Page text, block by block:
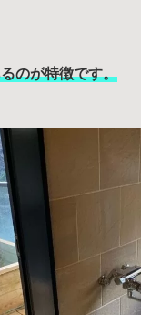
のが特徴です。